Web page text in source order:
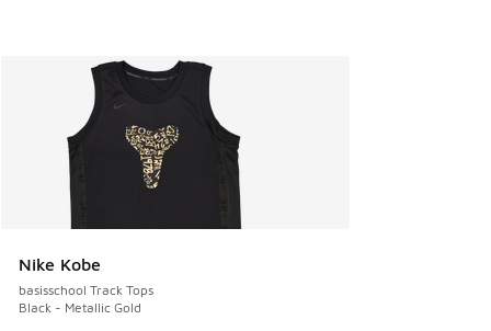
Nike Kobe
basisschool Track Tops
Black - Metallic Gold